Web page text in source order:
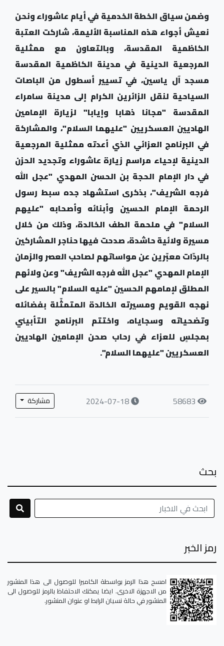
وضمن سياق الخطة الخدمية في أيام عاشوراء ونحن
نعيش أجواء هذه المناسبة الأليمة، شاركت العتبة
الكاظمية المقدسة، وبالتعاون مع ممثلية
المرجعية الدينية في مدينة الكاظمية المقدسة
مسجد آل ياسين، في تسيير أسطول من الباصات
السياحية لنقل الزائرين الكرام إلى مدينة سامراء
المقدسة "مجانا ذهابا وإيابا" لزيارة الإمامين
الهاديين العسكريين "عليهما السلام"، والمشاركة
في البرنامج العزائي الذي أعدته ممثلية المرجعية
الدينية لإحياء مراسم زيارة عاشوراء وتجديد الحزن
في دار الإمام الحجة بن الحسن المهدي "عجل الله
فرجه الشريف"، بذكرى استشهاد جده سبط رسول
الرحمة الإمام الحسين وأبنائه وأصحابه "عليهم
السلام" في ملحمة الطف الخالدة، وذلك من خلال
مسيرة ولائية حاشدة، صدحت فيها حناجر المشاركين
بالردّات معبّرين عن مواساتهم لصاحب العصر والزمان
الإمام المهدي "عجل الله فرجه الشريف" وعن ولائهم
المطلق لإمامهم الحسين "عليه السلام" بالسير على
نهجه القويم ومسيرته الخالدة المتمثّلة بفضائله
‏وتضحياته وسجاياه، واختتم البرنامج التأبيني
بمجلسٍ للعزاء في رحاب صحن الإمامين الهاديين
العسكريين "عليهما السلام".
58683
2024-07-18 مشاركة
بحث
رمز الخبر
امسح هذا الرمز بواسطة الكاميرا للوصول الى هذا المنشور
من الاجهزة الاخرى. ايضا يمكنك الاحتفاظ بالرمز للوصول الى
المنشور في حالة نسيان الرابط او عنوان المنشور.